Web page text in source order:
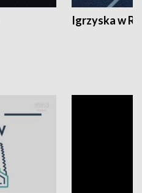
Igrzyska w